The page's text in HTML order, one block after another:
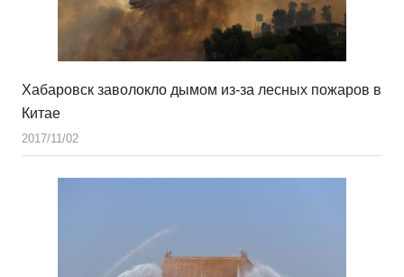
Хабаровск заволокло дымом из-за лесных пожаров в
Китае
2017/11/02